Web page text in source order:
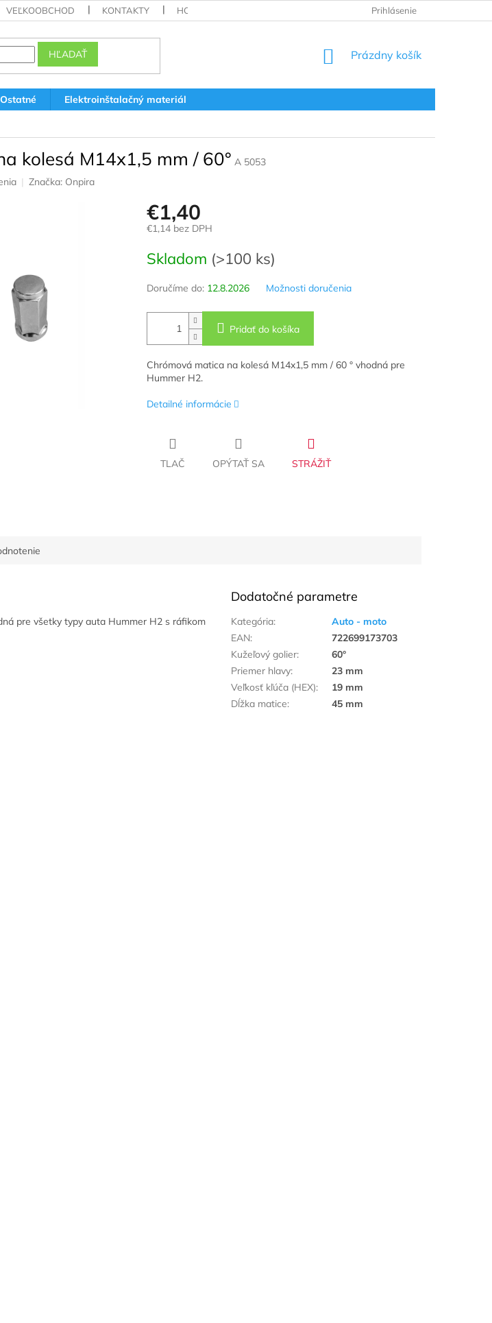
VEĽKOOBCHOD KONTAKTY HODNOTENIE OBCHODU VRÁTENIE A REKLAMÁCIA
Prihlásenie
HĽADAŤ
NÁKUPNÝ
Prázdny košík
Ostatné
Elektroinštalačný materiál
kolesá M14x1,5 mm / 60° A 5053
Značka: Onpira
€1,40
€1,14 bez DPH
cena:
Skladom (>100 ks)
Doručíme do: 12.8.2026 Možnosti doručenia
Pridať do košíka
Chrómová matica na kolesá M14x1,5 mm / 60 ° vhodná pre
Hummer H2.
Detailné informácie
TLAČ OPÝTAŤ SA STRÁŽIŤ
pre všetky typy auta Hummer H2 s ráfikom
Dodatočné parametre
Kategória:
Auto - moto
EAN:
722699173703
Kužeľový golier:
60°
Priemer hlavy:
23 mm
Veľkosť kľúča (HEX):
19 mm
Dĺžka matice: 45 mm